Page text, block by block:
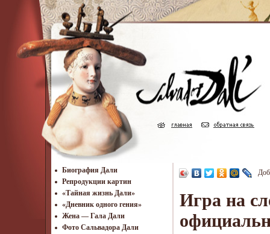
Биография Дали
Репродукции картин
«Тайная жизнь Дали»
«Дневник одного гения»
Жена — Гала Дали
Фото Сальвадора Дали
Игра на